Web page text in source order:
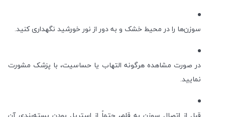
سوزن‌ها را در محیط خشک و به دور از نور خورشید نگهداری کنید.
در صورت مشاهده هرگونه التهاب یا حساسیت، با پزشک مشورت
نمایید.